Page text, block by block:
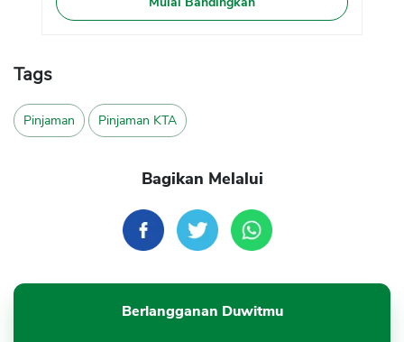
Tags
Pinjaman Pinjaman KTA
Bagikan Melalui
Berlangganan Duwitmu